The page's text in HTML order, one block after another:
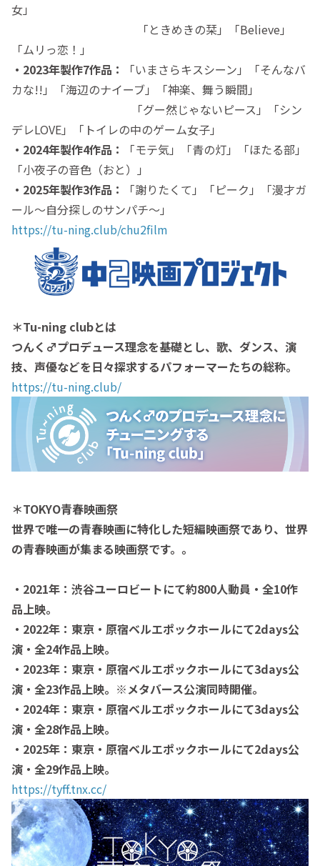
女」
「ときめきの栞」「Believe」
「ムリっ恋！」
・2023年製作7作品：
「いまさらキスシーン」「そんなバ
カな!!」「海辺のナイーブ」「神楽、舞う瞬間」
「グー然じゃないピース」「シン
デレLOVE」「トイレの中のゲーム女子」
・2024年製作4作品：
「モテ気」「青の灯」「ほたる部」
「小夜子の音色（おと）」
・2025年製作3作品：
「謝りたくて」「ピーク」「漫才ガ
ール〜自分探しのサンパチ〜」
https://tu-ning.club/chu2film
＊Tu-ning clubとは
つんく♂️プロデュース理念を基礎とし、歌、ダンス、演
技、声優などを日々探求するパフォーマーたちの総称。
https://tu-ning.club/
＊TOKYO青春映画祭
世界で唯一の青春映画に特化した短編映画祭であり、世界
の青春映画が集まる映画祭です。。
・2021年：渋谷ユーロビートにて約800人動員・全10作
品上映。
・2022年：東京・原宿ベルエポックホールにて2days公
演・全24作品上映。
・2023年：東京・原宿ベルエポックホールにて3days公
演・全23作品上映。※メタバース公演同時開催。
・2024年：東京・原宿ベルエポックホールにて3days公
演・全28作品上映。
・2025年：東京・原宿ベルエポックホールにて2days公
演・全29作品上映。
https://tyff.tnx.cc/